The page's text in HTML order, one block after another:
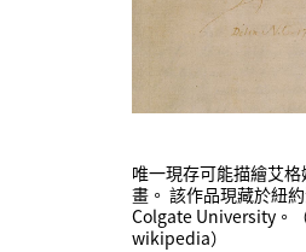
唯一現存可能描繪艾
畫。 該作品現藏於紐
Colgate University。
wikipedia）